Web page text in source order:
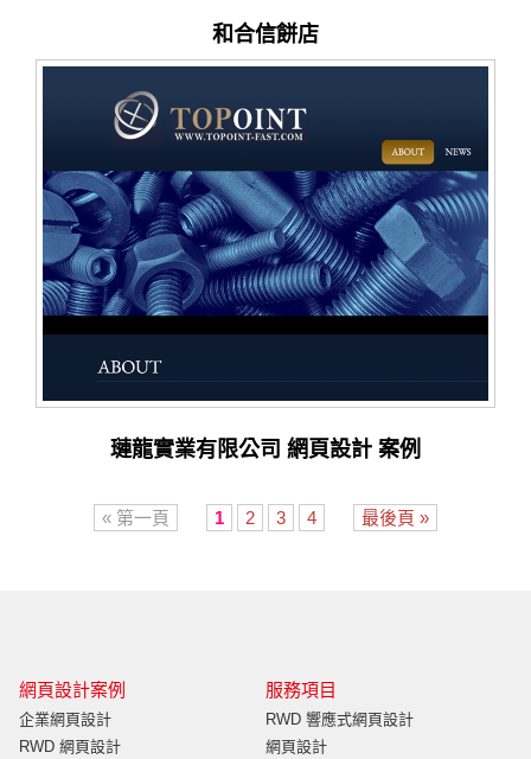
和合信餅店
璉龍實業有限公司 網頁設計 案例
« 第一頁 1 2 3 4 最後頁 »
網頁設計案例
企業網頁設計
RWD 網頁設計
服務項目
RWD 響應式網頁設計
網頁設計